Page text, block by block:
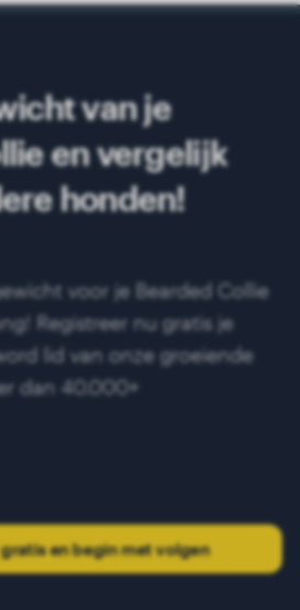
van je
en vergelijk
honden!
voor je Bearded Collie
Registreer nu gratis je
lid van onze groeiende
dan 40.000+
en begin met volgen